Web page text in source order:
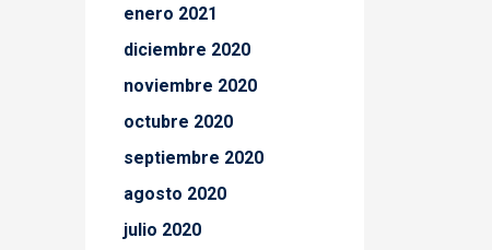
enero 2021
diciembre 2020
noviembre 2020
octubre 2020
septiembre 2020
agosto 2020
julio 2020